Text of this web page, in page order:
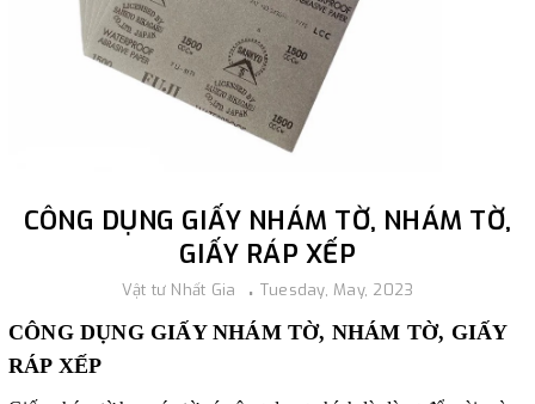
CÔNG DỤNG GIẤY NHÁM TỜ, NHÁM TỜ,
GIẤY RÁP XẾP
Vật tư Nhất Gia Tuesday, May, 2023
CÔNG DỤNG GIẤY NHÁM TỜ, NHÁM TỜ, GIẤY
RÁP XẾP